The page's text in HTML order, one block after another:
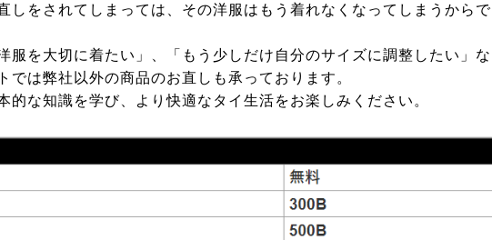
しをされてしまっては、その洋服はもう着れなくなってしまうからで
服を大切に着たい」、「もう少しだけ自分のサイズに調整したい」な
では弊社以外の商品のお直しも承っております。
的な知識を学び、より快適なタイ生活をお楽しみください。